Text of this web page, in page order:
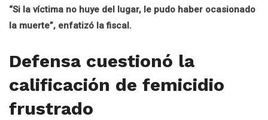
“Si la víctima no huye del lugar, le pudo haber ocasionado
la muerte”, enfatizó la fiscal.
Defensa cuestionó la
calificación de femicidio
frustrado